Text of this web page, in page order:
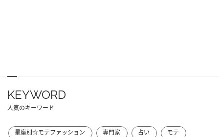
KEYWORD
人気のキーワード
星座別☆モテファッション 専門家 占い
モテ